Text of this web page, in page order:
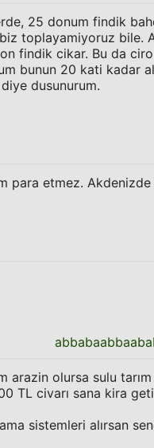
25 donum findik
toplayamiyoruz bile.
findik cikar. Bu da
bunun 20 kati kadar
dusunurum.
para etmez.
arazin olursa sulu
TL civarı sana kira
sistemleri alırsan